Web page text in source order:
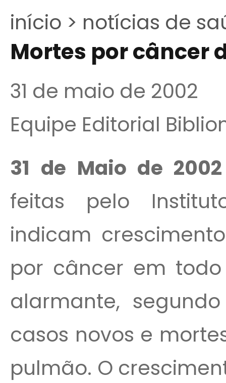
início > notícias de
Mortes por câncer
31 de maio de 2002
Equipe Editorial
31 de Maio de
feitas pelo
indicam
por câncer em
alarmante,
casos novos e
pulmão. O